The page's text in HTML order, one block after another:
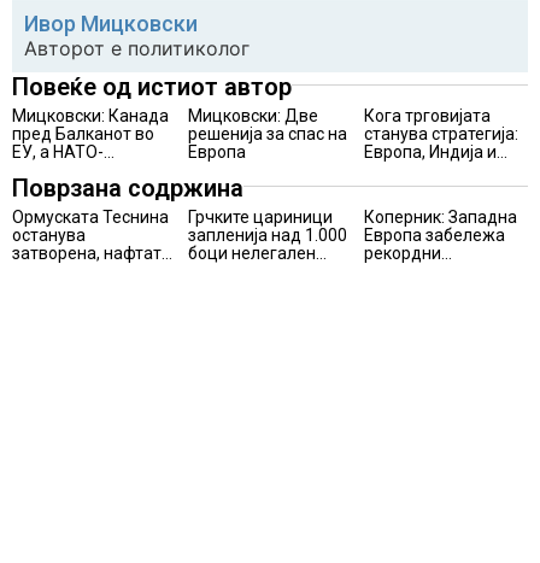
Ивор Мицковски
Авторот е политиколог
Повеќе од истиот автор
Мицковски: Канада
пред Балканот во
ЕУ, а НАТО-
алијанса без
Америка
Мицковски: Две
решенија за спас на
Европа
Кога трговијата
станува стратегија:
Европа, Индија и
Поврзана содржина
Ормуската Теснина
останува
затворена, нафтата
Грчките цариници
запленија над 1.000
боци нелегален
Коперник: Западна
Европа забележа
рекордни